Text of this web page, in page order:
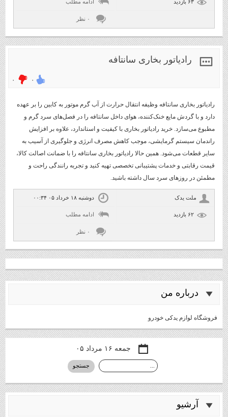
ادامه مطلب
۰ نظر
رادیاتور بخاری سانتافه
۰ ۰
رادیاتور بخاری سانتافه وظیفه انتقال حرارت از آب گرم موتور به کابین را بر عهده
دارد و با گردش مایع خنک‌کننده، هوای داخل سانتافه را در فصل‌های سرد گرم و
مطبوع می‌سازد. خرید رادیاتور بخاری با کیفیت و استاندارد، علاوه بر افزایش
راندمان سیستم گرمایشی، موجب کاهش مصرف انرژی و جلوگیری از آسیب به
سایر قطعات می‌شود. همین حالا رادیاتور بخاری سانتافه را با ضمانت اصالت کالا،
قیمت رقابتی و خدمات پشتیبانی تخصصی تهیه کنید و تجربه رانندگی راحت و
مطمئن در روزهای سرد سال داشته باشید.
ملت یدک دوشنبه ۱۸ خرداد ۰۵ ۰۰:۳۴
ادامه مطلب
۰ نظر
درباره من
فروشگاه لوازم یدکی خودرو
جمعه ۱۶ مرداد ۰۵
آرشيو